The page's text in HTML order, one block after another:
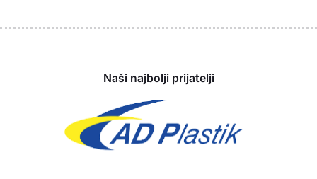
Naši najbolji prijatelji